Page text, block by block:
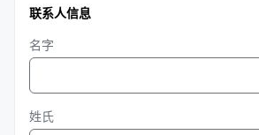
联系人信息
名字
姓氏